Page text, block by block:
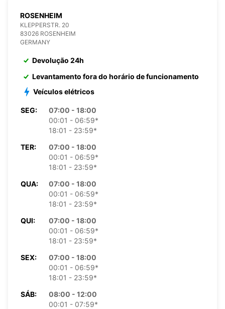
ROSENHEIM
KLEPPERSTR. 20
83026 ROSENHEIM
GERMANY
Devolução 24h
Levantamento fora do horário de funcionamento
Veículos elétricos
SEG:
07:00 - 18:00
00:01 - 06:59*
18:01 - 23:59*
TER:
07:00 - 18:00
00:01 - 06:59*
18:01 - 23:59*
QUA:
07:00 - 18:00
00:01 - 06:59*
18:01 - 23:59*
QUI:
07:00 - 18:00
00:01 - 06:59*
18:01 - 23:59*
SEX:
07:00 - 18:00
00:01 - 06:59*
18:01 - 23:59*
SÁB:
08:00 - 12:00
00:01 - 07:59*